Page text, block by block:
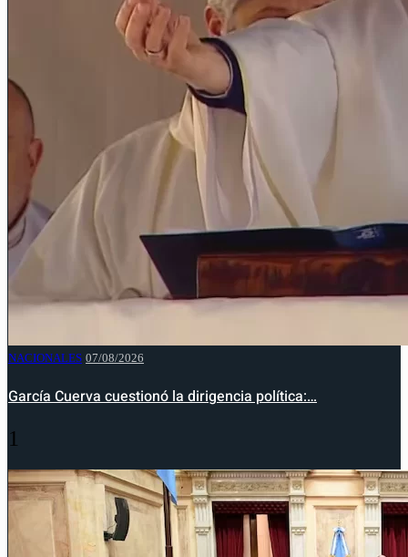
NACIONALES 07/08/2026
García Cuerva cuestionó la dirigencia política:…
1